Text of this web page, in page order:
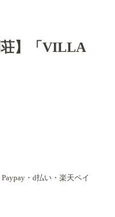
荘】「VILLA
・d払い・楽天ペイ